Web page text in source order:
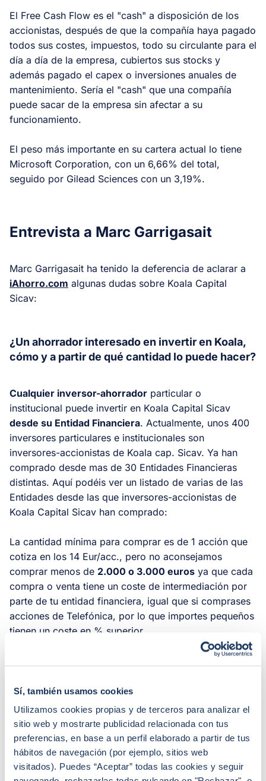
Sí, también usamos cookies
Utilizamos cookies propias y de terceros para analizar el
sitio web y mostrarte publicidad relacionada con tus
preferencias, en base a un perfil elaborado a partir de tus
hábitos de navegación (por ejemplo, sitios web
visitados). Puedes “Aceptar” todas las cookies y seguir
El Free Cash Flow es el "cash" a disposición de los
accionistas, después de que la compañía haya pagado
todos sus costes, impuestos, todo su circulante para el
día a día de la empresa, cubiertos sus stocks y
además pagado el capex o inversiones anuales de
mantenimiento. Sería el "cash" que una compañía
puede sacar de la empresa sin afectar a su
funcionamiento.
El peso más importante en su cartera actual lo tiene
Microsoft Corporation, con un 6,66% del total,
seguido por Gilead Sciences con un 3,19%.
Entrevista a Marc Garrigasait
Marc Garrigasait ha tenido la deferencia de aclarar a
iAhorro.com algunas dudas sobre Koala Capital
Sicav:
¿Un ahorrador interesado en invertir en Koala,
cómo y a partir de qué cantidad lo puede hacer?
Cualquier inversor-ahorrador particular o
institucional puede invertir en Koala Capital Sicav
desde su Entidad Financiera. Actualmente, unos 400
inversores particulares e institucionales son
inversores-accionistas de Koala cap. Sicav. Ya han
comprado desde mas de 30 Entidades Financieras
distintas. Aquí podéis ver un listado de varias de las
Entidades desde las que inversores-accionistas de
Koala Capital Sicav han comprado:
La cantidad mínima para comprar es de 1 acción que
cotiza en los 14 Eur/acc., pero no aconsejamos
comprar menos de 2.000 o 3.000 euros ya que cada
compra o venta tiene un coste de intermediación por
parte de tu entidad financiera, igual que si comprases
acciones de Telefónica, por lo que importes pequeños
tienen un coste en % superior.
, en el MAB
funciona como cualquier fondo de inversión
liquidez diaria y sin necesidad de contrapartida, por lo
que tiene total liquidez y valoración diaria. Al
funcionar como un fondo de inversión nos permite
aceptar cualquier importe del inversor-ahorrador, ya
que gestionamos diariamente el conjunto del dinero de